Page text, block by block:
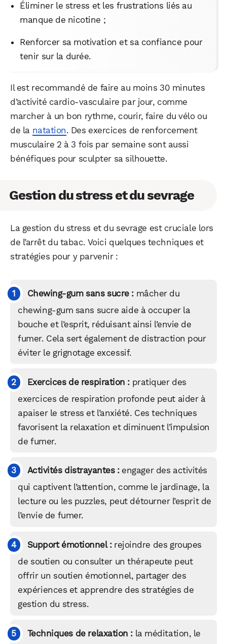
Éliminer le stress et les frustrations liés au
manque de nicotine ;
Renforcer sa motivation et sa confiance pour
tenir sur la durée.
Il est recommandé de faire au moins 30 minutes
d’activité cardio-vasculaire par jour, comme
marcher à un bon rythme, courir, faire du vélo ou
de la natation. Des exercices de renforcement
musculaire 2 à 3 fois par semaine sont aussi
bénéfiques pour sculpter sa silhouette.
Gestion du stress et du sevrage
La gestion du stress et du sevrage est cruciale lors
de l’arrêt du tabac. Voici quelques techniques et
stratégies pour y parvenir :
Chewing-gum sans sucre :mâcher du
chewing-gum sans sucre aide à occuper la
bouche et l’esprit, réduisant ainsi l’envie de
fumer. Cela sert également de distraction pour
éviter le grignotage excessif.
Exercices de respiration :pratiquer des
exercices de respiration profonde peut aider à
apaiser le stress et l’anxiété. Ces techniques
favorisent la relaxation et diminuent l’impulsion
de fumer.
Activités distrayantes :engager des activités
qui captivent l’attention, comme le jardinage, la
lecture ou les puzzles, peut détourner l’esprit de
l’envie de fumer.
Support émotionnel :rejoindre des groupes
de soutien ou consulter un thérapeute peut
offrir un soutien émotionnel, partager des
expériences et apprendre des stratégies de
gestion du stress.
Techniques de relaxation :la méditation, le
WhatsApp Telegram Email
Facebook X LinkedIn